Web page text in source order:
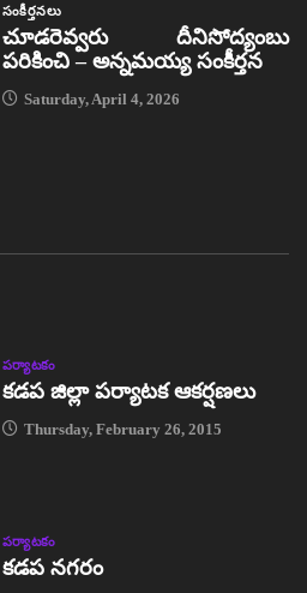
సంకీర్తనలు
చూడరెవ్వరు దీనిసోద్యంబు
పరికించి – అన్నమయ్య సంకీర్తన
Saturday, April 4, 2026
పర్యాటకం
కడప జిల్లా పర్యాటక ఆకర్షణలు
Thursday, February 26, 2015
పర్యాటకం
కడప నగరం